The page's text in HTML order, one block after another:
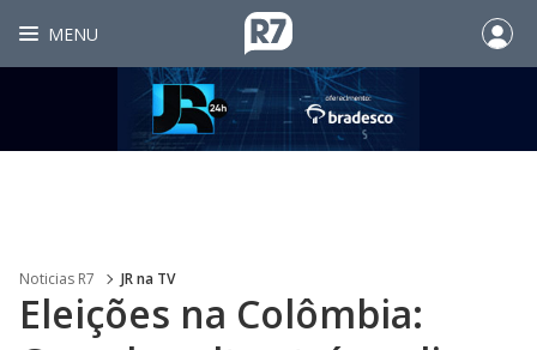
MENU
Noticias R7 JR na TV
Eleições na Colômbia: